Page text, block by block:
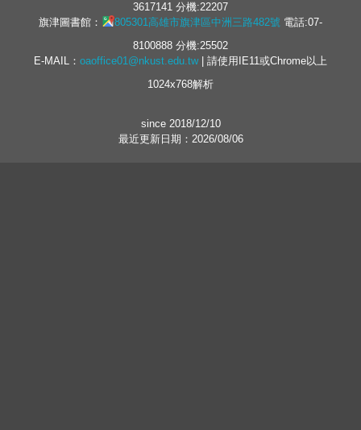
3617141 分機:22207
旗津圖書館：
805301高雄市旗津區中洲三路482號 電話:07-
8100888 分機:25502
E-MAIL： oaoffice01@nkust.edu.tw| 請使用IE11或Chrome以上
1024x768解析
since 2018/12/10
最近更新日期：2026/08/06